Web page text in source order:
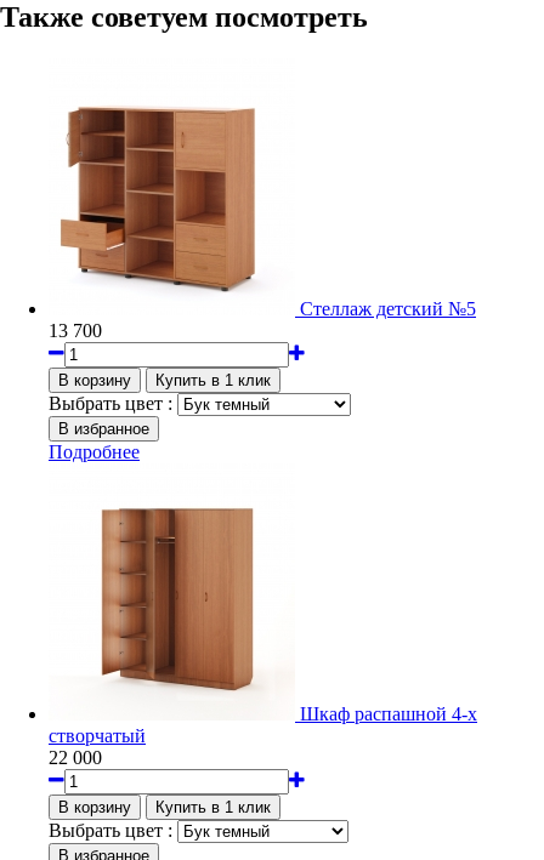
Также советуем посмотреть
Стеллаж детский №5
13 700
Выбрать цвет :
Подробнее
Шкаф распашной 4-х
створчатый
22 000
Выбрать цвет :